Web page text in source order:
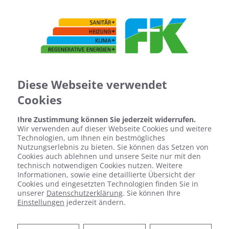
IHRE
Diese Webseite verwendet
Cookies
Ihre Zustimmung können Sie jederzeit widerrufen.
Wir verwenden auf dieser Webseite Cookies und weitere
Technologien, um Ihnen ein bestmögliches
Nutzungserlebnis zu bieten. Sie können das Setzen von
Cookies auch ablehnen und unsere Seite nur mit den
technisch notwendigen Cookies nutzen. Weitere
Informationen, sowie eine detaillierte Übersicht der
Cookies und eingesetzten Technologien finden Sie in
unserer Datenschutzerklärung. Sie können Ihre
Einstellungen jederzeit ändern.